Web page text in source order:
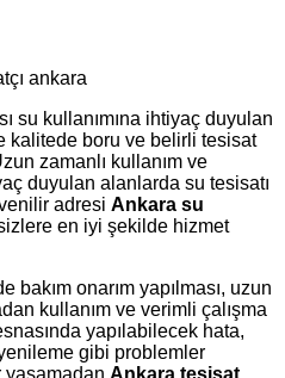
ankara
su kullanımına ihtiyaç duyulan
kalitede boru ve belirli tesisat
zamanlı kullanım ve
duyulan alanlarda su tesisatı
adresi Ankara su
en iyi şekilde hizmet
bakım onarım yapılması, uzun
kullanım ve verimli çalışma
yapılabilecek hata,
gibi problemler
yaşamadan Ankara tesisat